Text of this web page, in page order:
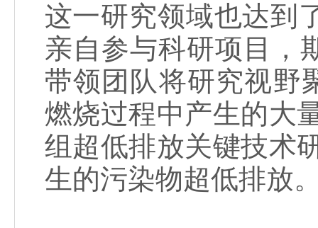
这一研究领域也达到
亲自参与科研项目，
带领团队将研究视野
燃烧过程中产生的大
组超低排放关键技术
生的污染物超低排放